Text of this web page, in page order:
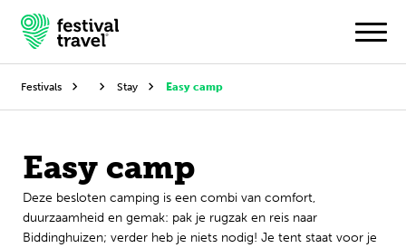
Travel
Inspiratie
Festivals Stay Easy camp
Easy camp
Deze besloten camping is een combi van comfort,
duurzaamheid en gemak: pak je rugzak en reis naar
Biddinghuizen; verder heb je niets nodig! Je tent staat voor je